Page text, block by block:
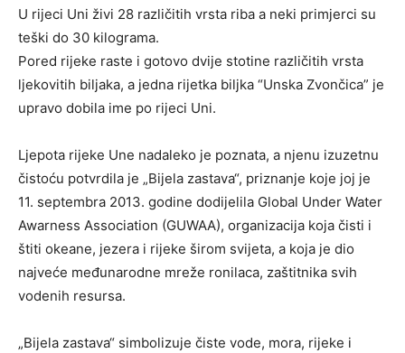
U rijeci Uni živi 28 različitih vrsta riba a neki primjerci su
teški do 30 kilograma.
Pored rijeke raste i gotovo dvije stotine različitih vrsta
ljekovitih biljaka, a jedna rijetka biljka “Unska Zvončica” je
upravo dobila ime po rijeci Uni.
Ljepota rijeke Une nadaleko je poznata, a njenu izuzetnu
čistoću potvrdila je „Bijela zastava“, priznanje koje joj je
11. septembra 2013. godine dodijelila Global Under Water
Awarness Association (GUWAA), organizacija koja čisti i
štiti okeane, jezera i rijeke širom svijeta, a koja je dio
najveće međunarodne mreže ronilaca, zaštitnika svih
vodenih resursa.
„Bijela zastava“ simbolizuje čiste vode, mora, rijeke i